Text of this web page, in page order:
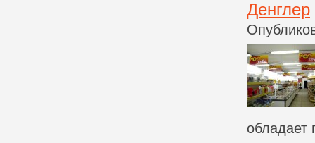
Денглер
обладает